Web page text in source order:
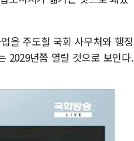
을 주도할 국회 사무처와 행정
2029년쯤 열릴 것으로 보인다.